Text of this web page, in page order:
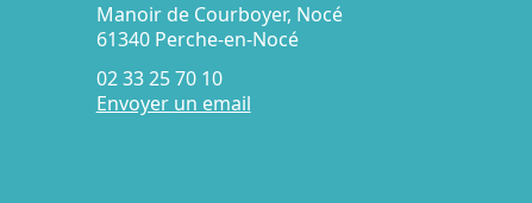
Manoir de Courboyer, Nocé
61340 Perche-en-Nocé
02 33 25 70 10
Envoyer un email